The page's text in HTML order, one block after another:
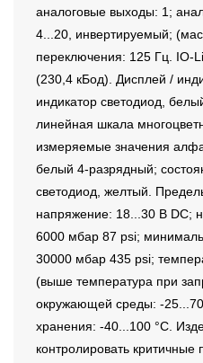
аналоговые выходы: 1;
4...20, инвертируемый;
переключения: 125 Гц. IO-
(230,4 кБод). Дисплей /
индикатор светодиод,
линейная шкала
измеряемые значения
белый 4-разрядный;
светодиод, желтый.
напряжение: 18...30 В DC;
6000 мбар 87 psi;
30000 мбар 435 psi;
(выше температура при
окружающей среды: -
хранения: -40...100 °C.
контролировать